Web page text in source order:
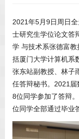
2021年5月9日周日
士研究生学位论文答
学 与技术系张德富
括厦门大学计算机系
张东站副教授、林子
任答辩秘书。2021
8位同学参加了答辩
位同学全部通过毕业